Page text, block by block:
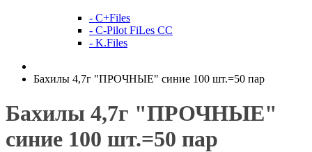
- C+Files
- C-Pilot FiLes CC
- K.Files
Бахилы 4,7г "ПРОЧНЫЕ" синие 100 шт.=50 пар
Бахилы 4,7г "ПРОЧНЫЕ"
синие 100 шт.=50 пар